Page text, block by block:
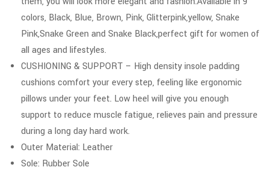
colors, Black, Blue, Brown, Pink, Glitterpink,yellow, Snake
Pink,Snake Green and Snake Black,perfect gift for women of
all ages and lifestyles.
CUSHIONING & SUPPORT – High density insole padding
cushions comfort your every step, feeling like ergonomic
pillows under your feet. Low heel will give you enough
support to reduce muscle fatigue, relieves pain and pressure
during a long day hard work.
Outer Material: Leather
Sole: Rubber Sole